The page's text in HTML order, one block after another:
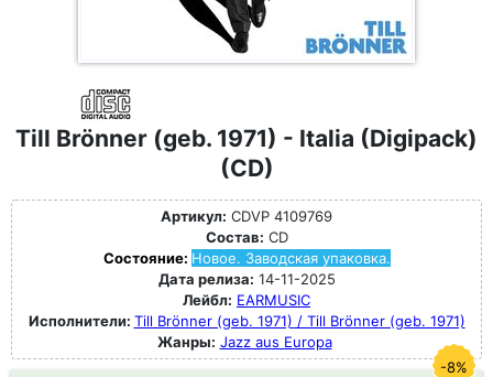
Till Brönner (geb. 1971) - Italia (Digipack)
(CD)
Артикул: CDVP 4109769
Состав: CD
Состояние: Новое. Заводская упаковка.
Дата релиза: 14-11-2025
Лейбл: EARMUSIC
Исполнители: Till Brönner (geb. 1971) / Till Brönner (geb. 1971)
Жанры: Jazz aus Europa
-8%